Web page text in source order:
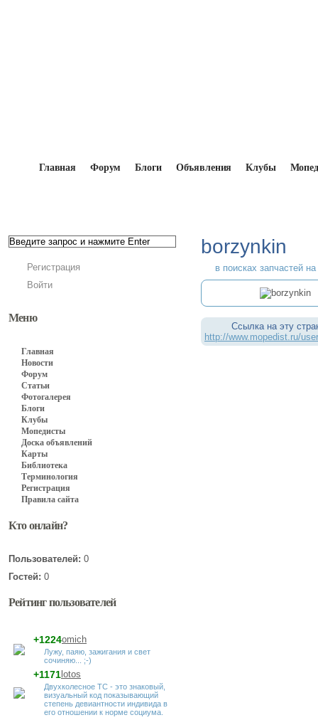
Главная Форум Блоги Объявления Клубы
Регистрация
Войти
Меню
Главная
Новости
Форум
Статьи
Фотогалерея
Блоги
Клубы
Мопедисты
Доска объявлений
Карты
Библиотека
Терминология
Регистрация
Правила сайта
Кто онлайн?
Пользователей: 0
Гостей: 0
Рейтинг пользователей
omich
+1224
Лужу, паяю, зажигания и свет
сочиняю... ;-)
lotos
+1171
Двухколесное ТС - это знаковый,
визуальный код показывающий
степень девиантности индивида в
его отношении к норме социума.
borzynkin
в поисках запчастей
Ссылка на эту
http://www.mopedist.ru/